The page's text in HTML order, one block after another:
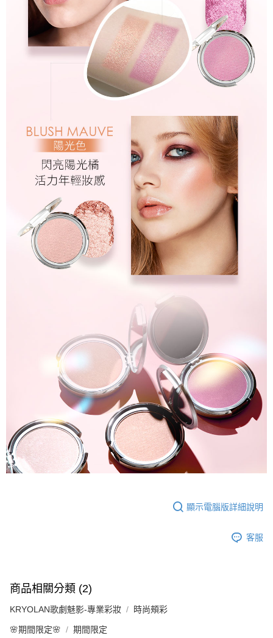
顯示電腦版詳細說明
客服
商品相關分類 (2)
KRYOLAN歌劇魅影-專業彩妝 時尚頰彩
🌸期間限定🌸 期間限定